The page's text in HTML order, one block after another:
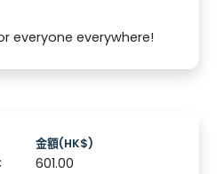
everyone everywhere!
金額(HK$)
601.00